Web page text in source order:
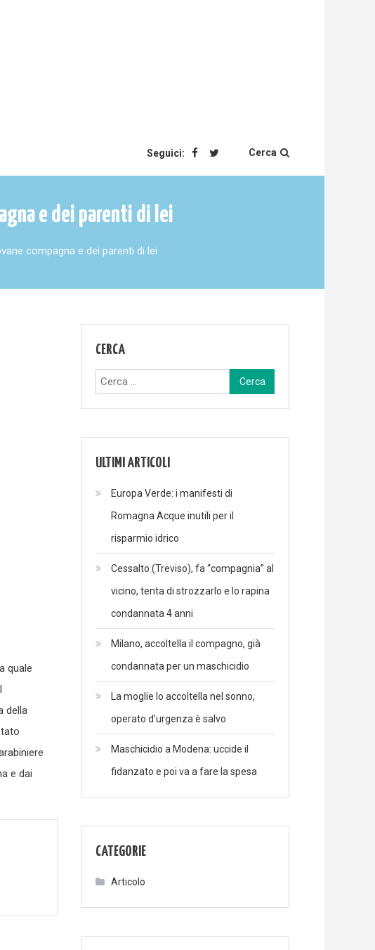
Seguici: Cerca
e dei parenti di lei
compagna e dei parenti di lei
quale
della
e dai
CERCA
Ricerca
per:
ULTIMI ARTICOLI
Europa Verde: i manifesti di
Romagna Acque inutili per il
risparmio idrico
Cessalto (Treviso), fa “compagnia” al
vicino, tenta di strozzarlo e lo rapina
condannata 4 anni
Milano, accoltella il compagno, già
condannata per un maschicidio
La moglie lo accoltella nel sonno,
operato d’urgenza è salvo
Maschicidio a Modena: uccide il
fidanzato e poi va a fare la spesa
CATEGORIE
Articolo